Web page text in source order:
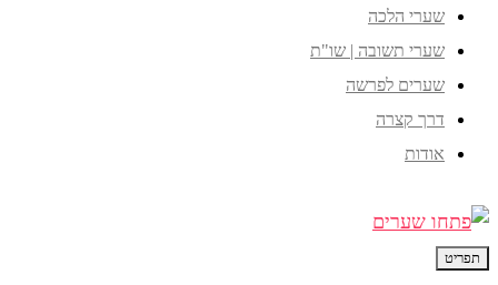
שערי הלכה
שערי תשובה | שו"ת
שערים לפרשה
דרך קצרה
אודות
תפריט